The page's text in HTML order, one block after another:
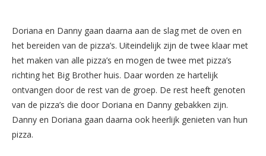
Doriana en Danny gaan daarna aan de slag met de oven en
het bereiden van de pizza’s. Uiteindelijk zijn de twee klaar met
het maken van alle pizza’s en mogen de twee met pizza’s
richting het Big Brother huis. Daar worden ze hartelijk
ontvangen door de rest van de groep. De rest heeft genoten
van de pizza’s die door Doriana en Danny gebakken zijn.
Danny en Doriana gaan daarna ook heerlijk genieten van hun
pizza.